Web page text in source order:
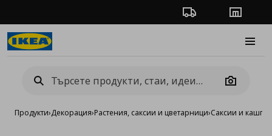
Проследяване на
Camera
Продукти›Декорация›Растения, саксии и цветарници›Саксии и кашпи